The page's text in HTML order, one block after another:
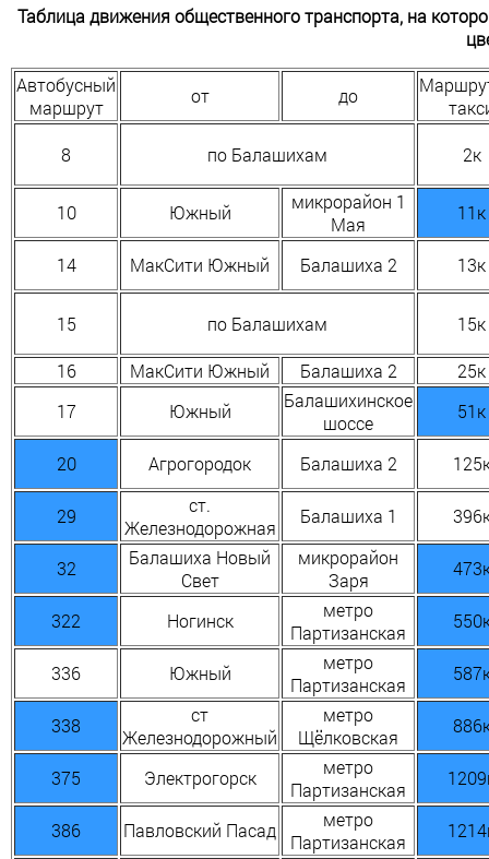
Таблица движения общественного транспорта, на
Автобусный
маршрут
от до
8 по Балашихам 2к
10 Южный
микрорайон 1
Мая
11к
14 МакСити Южный Балашиха 2 13к
15 по Балашихам 15к
16 МакСити Южный Балашиха 2
25к
17
Южный
Балашихинское
шоссе
51к
20 Агрогородок Балашиха 2
29
ст.
Железнодорожная
Балашиха 1
32
Балашиха Новый
Свет
микрорайон
Заря
322 Ногинск
метро
Партизанская
336 Южный
метро
Партизанская
338
ст
Железнодорожный
метро
Щёлковская
375 Электрогорск
метро
Партизанская
386 Павловский Пасад
метро
Партизанская